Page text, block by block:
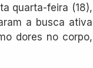
quarta-feira (18),
a busca ativa
dores no corpo,